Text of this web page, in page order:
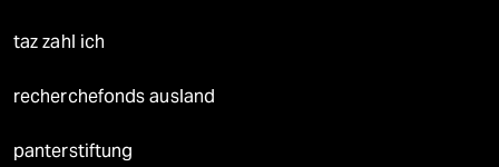
taz zahl ich
recherchefonds ausland
panterstiftung